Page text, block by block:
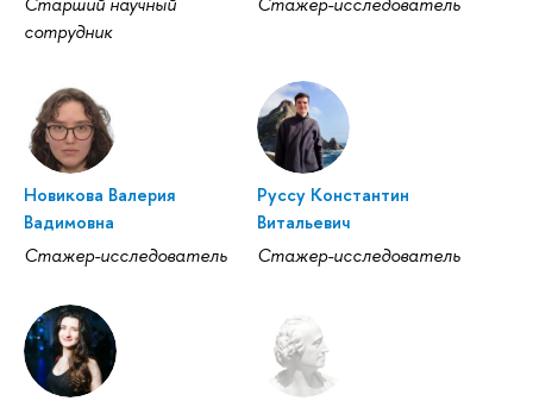
сотрудник
Новикова Валерия
Вадимовна
Стажер-исследователь
Руссу Константин
Витальевич
Стажер-исследователь